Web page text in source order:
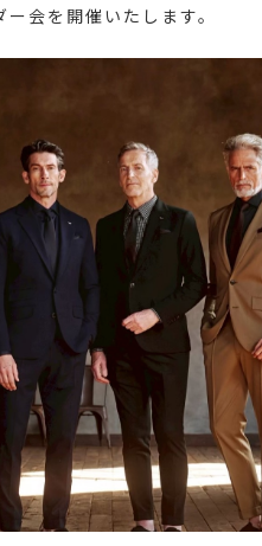
会を開催いたします。